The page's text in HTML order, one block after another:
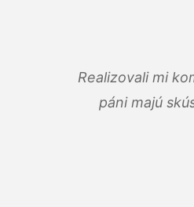
Realizovali mi
páni majú